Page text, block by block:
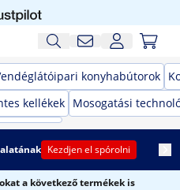
konyhabútorok
kellékek Mosogatási
Kezdjen el spórolni
a következő termékek is